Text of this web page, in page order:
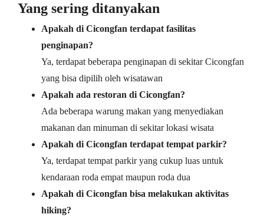
Yang sering ditanyakan
Apakah di Cicongfan terdapat fasilitas
penginapan?
Ya, terdapat beberapa penginapan di sekitar Cicongfan
yang bisa dipilih oleh wisatawan
Apakah ada restoran di Cicongfan?
Ada beberapa warung makan yang menyediakan
makanan dan minuman di sekitar lokasi wisata
Apakah di Cicongfan terdapat tempat parkir?
Ya, terdapat tempat parkir yang cukup luas untuk
kendaraan roda empat maupun roda dua
Apakah di Cicongfan bisa melakukan aktivitas
hiking?